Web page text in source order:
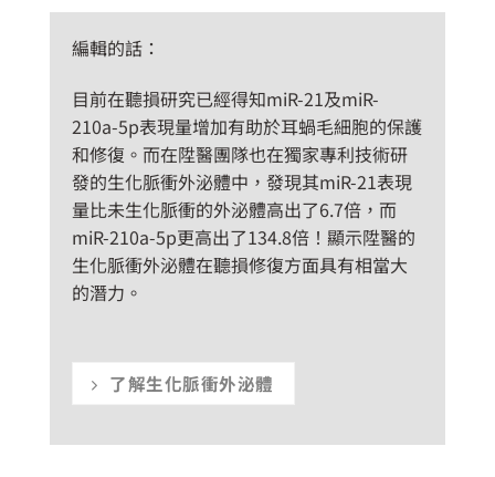
編輯的話：
目前在聽損研究已經得知miR-21及miR-
210a-5p表現量增加有助於耳蝸毛細胞的保護
和修復。而在陞醫團隊也在獨家專利技術研
發的生化脈衝外泌體中，發現其miR-21表現
量比未生化脈衝的外泌體高出了6.7倍，而
miR-210a-5p更高出了134.8倍！顯示陞醫的
生化脈衝外泌體在聽損修復方面具有相當大
的潛力。
了解生化脈衝外泌體